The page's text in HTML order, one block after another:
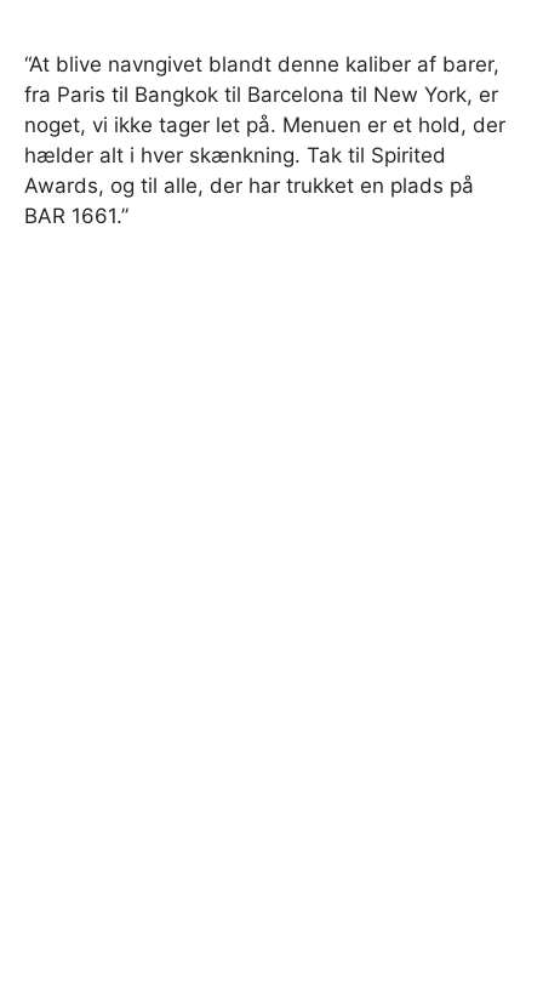
“At blive navngivet blandt denne kaliber af barer,
fra Paris til Bangkok til Barcelona til New York, er
noget, vi ikke tager let på. Menuen er et hold, der
hælder alt i hver skænkning. Tak til Spirited
Awards, og til alle, der har trukket en plads på
BAR 1661.”